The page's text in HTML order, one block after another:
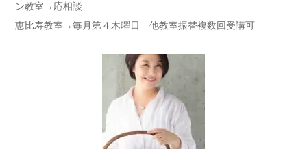
ン教室→応相談
恵比寿教室→毎月第４木曜日 他教室振替複数回受講可